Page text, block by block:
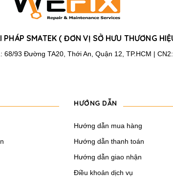
PHÁP SMATEK ( ĐƠN VỊ SỞ HƯU THƯƠNG
93 Đường TA20, Thới An, Quận 12, TP.HCM |
HƯỚNG DẪN
Hướng dẫn mua hàng
Hướng dẫn thanh toán
Hướng dẫn giao nhận
Điều khoản dịch vụ